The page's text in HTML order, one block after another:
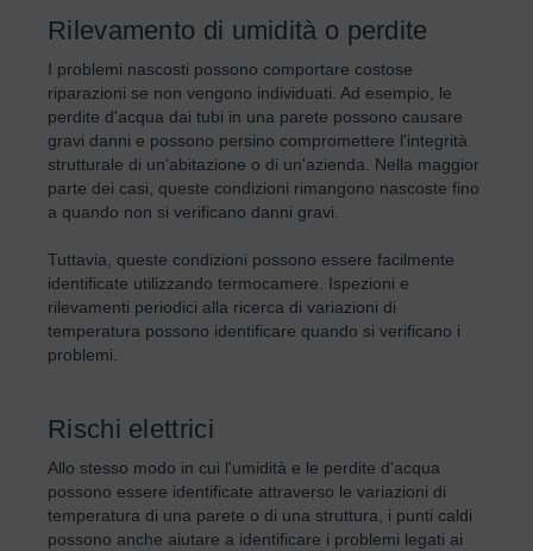
Rilevamento di umidità o perdite
I problemi nascosti possono comportare costose
riparazioni se non vengono individuati. Ad esempio, le
perdite d'acqua dai tubi in una parete possono causare
gravi danni e possono persino compromettere l'integrità
strutturale di un'abitazione o di un'azienda. Nella maggior
parte dei casi, queste condizioni rimangono nascoste fino
a quando non si verificano danni gravi.
Tuttavia, queste condizioni possono essere facilmente
identificate utilizzando termocamere. Ispezioni e
rilevamenti periodici alla ricerca di variazioni di
temperatura possono identificare quando si verificano i
problemi.
Rischi elettrici
Allo stesso modo in cui l'umidità e le perdite d'acqua
possono essere identificate attraverso le variazioni di
temperatura di una parete o di una struttura, i punti caldi
possono anche aiutare a identificare i problemi legati ai